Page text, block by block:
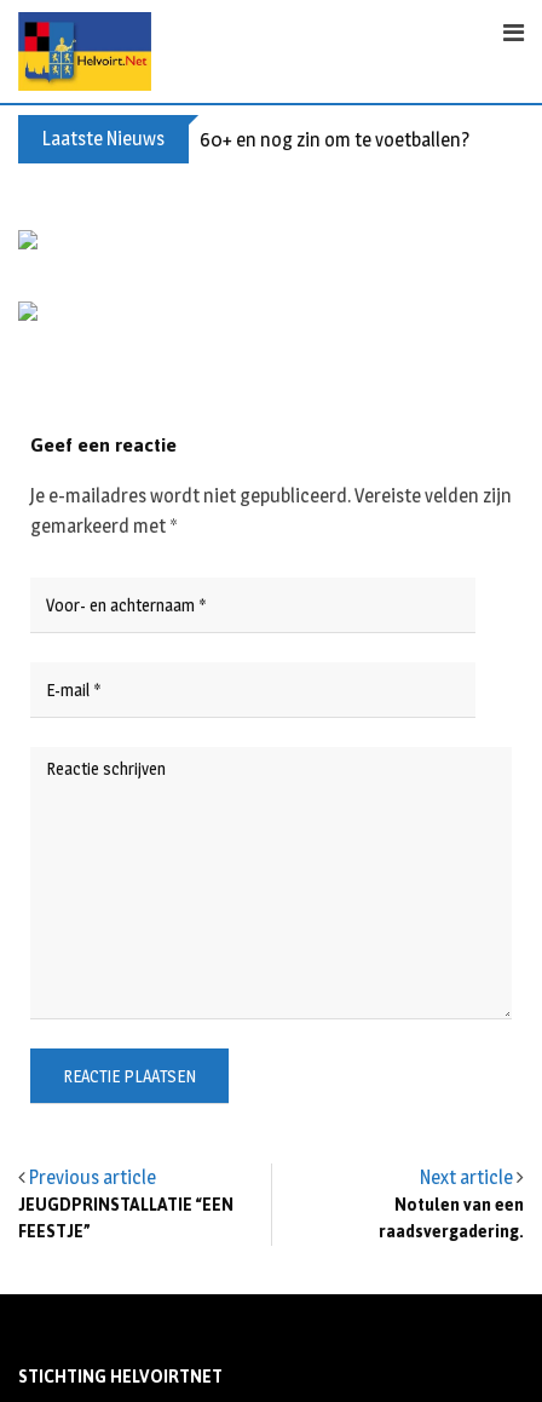
p
Laatste Nieuws 60+ en nog zin om te voetballen? Kom
Previous article
JEUGDPRINSTALLATIE “EEN
FEESTJE”
Next article
Notulen van een
raadsvergadering.
Geef een reactie
Je e-mailadres wordt niet gepubliceerd.Vereiste velden zijn
gemarkeerd met *
STICHTING HELVOIRTNET